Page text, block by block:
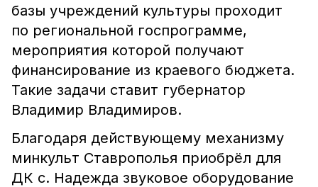
базы учреждений культуры проходит
по региональной госпрограмме,
мероприятия которой получают
финансирование из краевого бюджета.
Такие задачи ставит губернатор
Владимир Владимиров.
Благодаря действующему механизму
минкульт Ставрополья приобрёл для
ДК с. Надежда звуковое оборудование